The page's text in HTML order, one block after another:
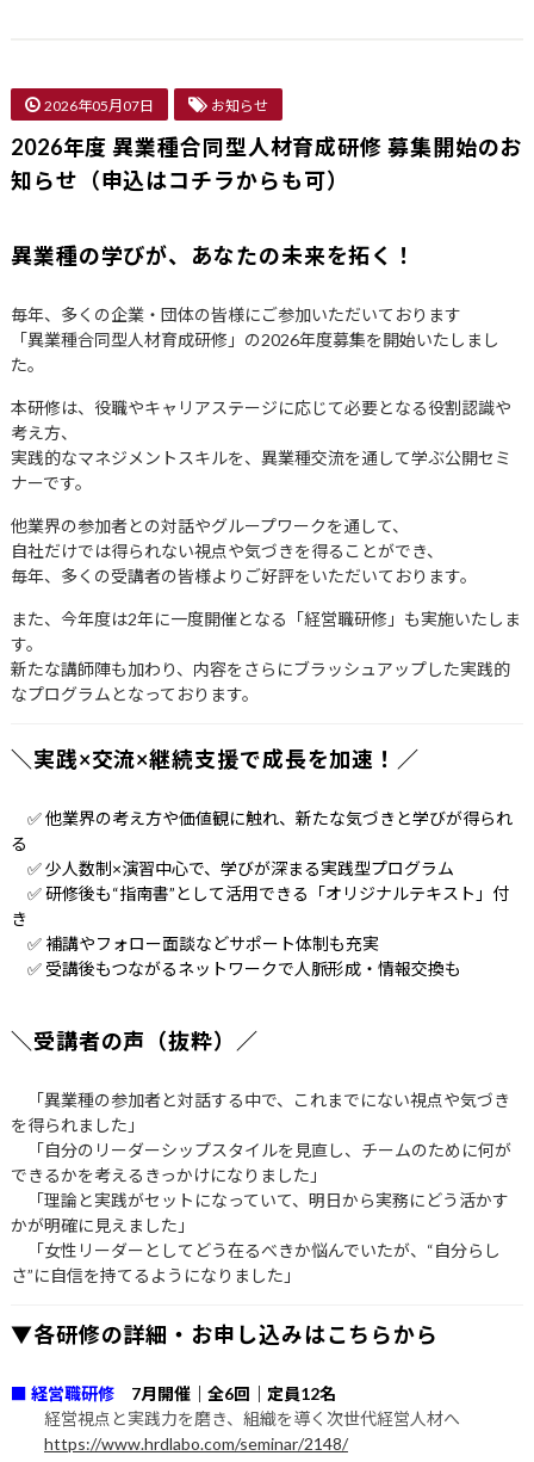
2026年05月07日 お知らせ
2026年度 異業種合同型人材育成研修 募集開始のお
知らせ（申込はコチラからも可）
異業種の学びが、あなたの未来を拓く！
毎年、多くの企業・団体の皆様にご参加いただいております
「異業種合同型人材育成研修」の2026年度募集を開始いたしまし
た。
本研修は、役職やキャリアステージに応じて必要となる役割認識や
考え方、
実践的なマネジメントスキルを、異業種交流を通して学ぶ公開セミ
ナーです。
他業界の参加者との対話やグループワークを通して、
自社だけでは得られない視点や気づきを得ることができ、
毎年、多くの受講者の皆様よりご好評をいただいております。
また、今年度は2年に一度開催となる「経営職研修」も実施いたしま
す。
新たな講師陣も加わり、内容をさらにブラッシュアップした実践的
なプログラムとなっております。
＼実践×交流×継続支援で成長を加速！／
✅ 他業界の考え方や価値観に触れ、新たな気づきと学びが得られ
る
✅ 少人数制×演習中心で、学びが深まる実践型プログラム
✅ 研修後も“指南書”として活用できる「オリジナルテキスト」付
き
✅ 補講やフォロー面談などサポート体制も充実
✅ 受講後もつながるネットワークで人脈形成・情報交換も
＼受講者の声（抜粋）／
「異業種の参加者と対話する中で、これまでにない視点や気づき
を得られました」
「自分のリーダーシップスタイルを見直し、チームのために何が
できるかを考えるきっかけになりました」
「理論と実践がセットになっていて、明日から実務にどう活かす
かが明確に見えました」
「女性リーダーとしてどう在るべきか悩んでいたが、“自分らし
さ”に自信を持てるようになりました」
▼各研修の詳細・お申し込みはこちらから
■ 経営職研修 7月開催｜全6回｜定員12名
経営視点と実践力を磨き、組織を導く次世代経営人材へ
https://www.hrdlabo.com/seminar/2148/